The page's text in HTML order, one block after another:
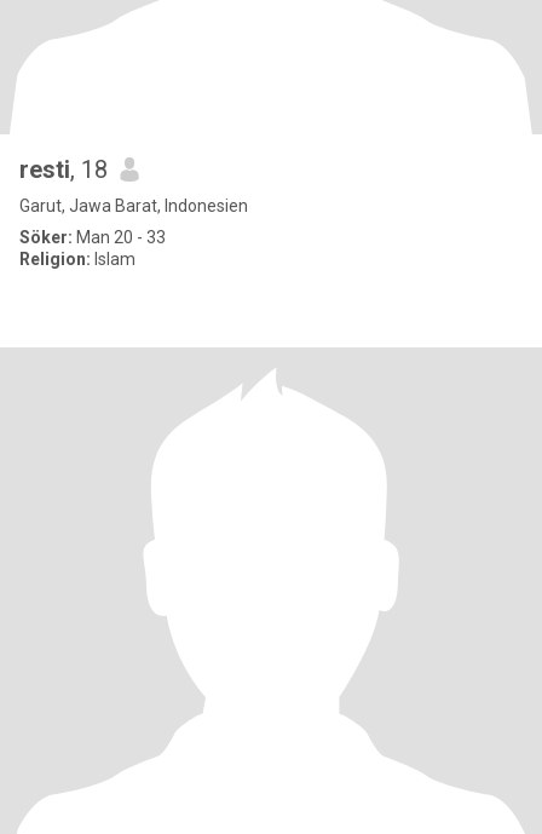
resti, 18
Garut, Jawa Barat, Indonesien
Söker: Man 20 - 33
Religion: Islam